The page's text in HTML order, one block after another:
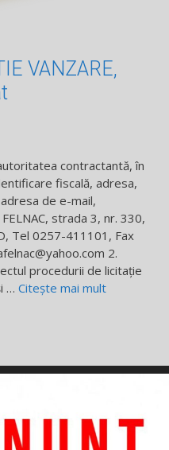
VANZARE,
contractantă, în
fiscală, adresa,
de e-mail,
strada 3, nr. 330,
Tel 0257-411101, Fax
2.
procedurii de licitație
… Citește mai mult